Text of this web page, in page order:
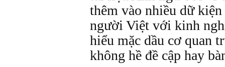
thêm vào nhiều dữ
người Việt với kinh
hiểu mặc dầu cơ quan
không hề đề cập hay